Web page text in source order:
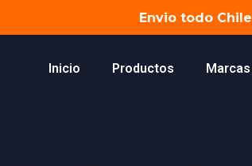
Envio todo Chile
Inicio Productos Marcas